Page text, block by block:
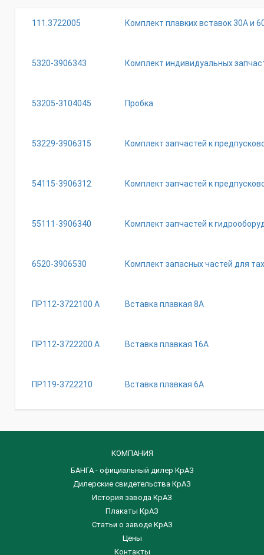
111.3722005 Комплект плавких вставок 30А и
5320-3906343 Комплект индивидуальных
53205-3104045 Пробка
53229-3906315 Комплект запчастей к
54115-3906312 Комплект запчастей к
55111-3906340 Комплект запчастей к
6520-3906530 Комплект запасных частей для
ПР112-3722100 А Вставка плавкая 8А
ПР112-3722200 А Вставка плавкая 16А
ПР119-3722210 Вставка плавкая 6А
КОМПАНИЯ
БАНГА - официальный дилер КрАЗ
Дилерские свидетельства КрАЗ
История завода КрАЗ
Плакаты КрАЗ
Статьи о заводе КрАЗ
Цены
Контакты